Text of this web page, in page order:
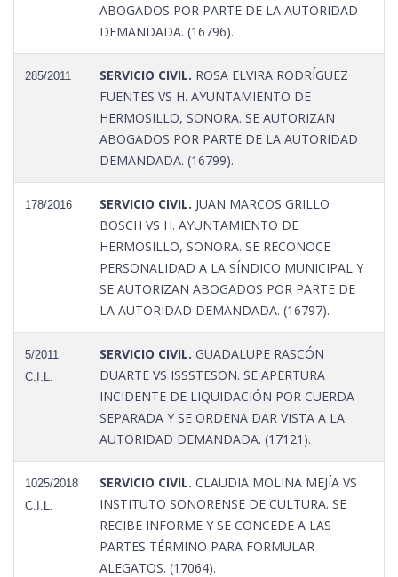
ABOGADOS POR PARTE DE LA AUTORIDAD
DEMANDADA. (16796).
285/2011 SERVICIO CIVIL. ROSA ELVIRA RODRÍGUEZ
FUENTES VS H. AYUNTAMIENTO DE
HERMOSILLO, SONORA. SE AUTORIZAN
ABOGADOS POR PARTE DE LA AUTORIDAD
DEMANDADA. (16799).
178/2016 SERVICIO CIVIL. JUAN MARCOS GRILLO
BOSCH VS H. AYUNTAMIENTO DE
HERMOSILLO, SONORA. SE RECONOCE
PERSONALIDAD A LA SÍNDICO MUNICIPAL Y
SE AUTORIZAN ABOGADOS POR PARTE DE
LA AUTORIDAD DEMANDADA. (16797).
5/2011
C.I.L.
SERVICIO CIVIL. GUADALUPE RASCÓN
DUARTE VS ISSSTESON. SE APERTURA
INCIDENTE DE LIQUIDACIÓN POR CUERDA
SEPARADA Y SE ORDENA DAR VISTA A LA
AUTORIDAD DEMANDADA. (17121).
1025/2018
C.I.L.
SERVICIO CIVIL. CLAUDIA MOLINA MEJÍA VS
INSTITUTO SONORENSE DE CULTURA. SE
RECIBE INFORME Y SE CONCEDE A LAS
PARTES TÉRMINO PARA FORMULAR
ALEGATOS. (17064).